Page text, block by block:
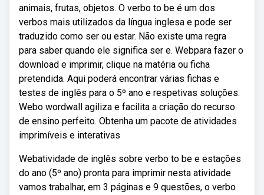
animais, frutas, objetos. O verbo to be é um dos
verbos mais utilizados da língua inglesa e pode ser
traduzido como ser ou estar. Não existe uma regra
para saber quando ele significa ser e. Webpara fazer o
download e imprimir, clique na matéria ou ficha
pretendida. Aqui poderá encontrar várias fichas e
testes de inglês para o 5º ano e respetivas soluções.
Webo wordwall agiliza e facilita a criação do recurso
de ensino perfeito. Obtenha um pacote de atividades
imprimíveis e interativas
Webatividade de inglês sobre verbo to be e estações
do ano (5º ano) pronta para imprimir nesta atividade
vamos trabalhar, em 3 páginas e 9 questões, o verbo